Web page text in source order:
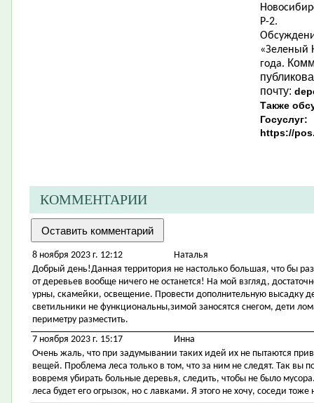
Р-2.
«Зеленый
года.
почту:
Также
Госуслуг:
https://
КОММЕНТАРИИ
8 ноября 2023 г. 12:12
Наталья
Добрый день!Данная территория не настолько большая, что бы
от деревьев вообще ничего не останется! На мой взгляд,
урны, скамейки, освещение. Провести дополнительную высадку
светильники не функциональны,зимой заносятся снегом, дети
периметру разместить.
7 ноября 2023 г. 15:17
Инна
Очень жаль, что при задумывании таких идей их не пытаются
вещей. Проблема леса только в том, что за ним не следят. Так вы
вовремя убирать больные деревья, следить, чтобы не было
леса будет его огрызок, но с лавками. Я этого не хочу, соседи тоже